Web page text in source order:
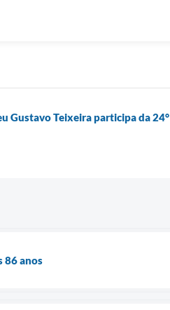
Gustavo Teixeira participa da
86 anos